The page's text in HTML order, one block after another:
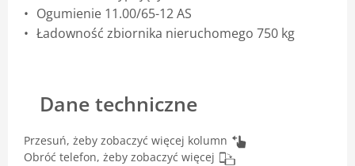
Ogumienie 11.00/65-12 AS
Ładowność zbiornika nieruchomego 750 kg
Dane techniczne
Przesuń, żeby zobaczyć więcej kolumn
Obróć telefon, żeby zobaczyć więcej